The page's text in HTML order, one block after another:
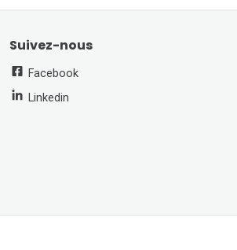
Suivez-nous
Facebook
Linkedin